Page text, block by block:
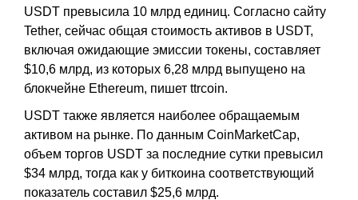
USDT превысила 10 млрд единиц. Согласно сайту
Tether, сейчас общая стоимость активов в USDT,
включая ожидающие эмиссии токены, составляет
$10,6 млрд, из которых 6,28 млрд выпущено на
блокчейне Ethereum, пишет ttrcoin.
USDT также является наиболее обращаемым
активом на рынке. По данным CoinMarketCap,
объем торгов USDT за последние сутки превысил
$34 млрд, тогда как у биткоина соответствующий
показатель cоставил $25,6 млрд.